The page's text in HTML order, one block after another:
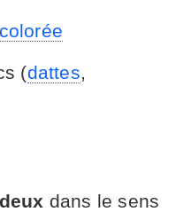
(dattes
dans le sens